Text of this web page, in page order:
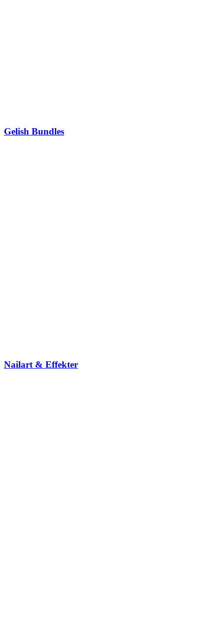
Gelish Bundles
Nailart & Effekter